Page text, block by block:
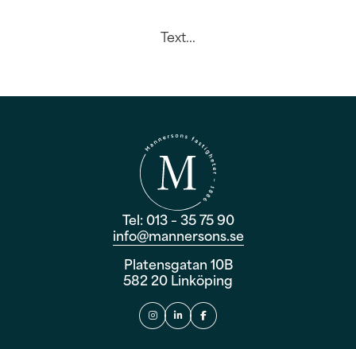
Text...
Tel: 013 – 35 75 90
info@mannersons.se
Platensgatan 10B
582 20 Linköping